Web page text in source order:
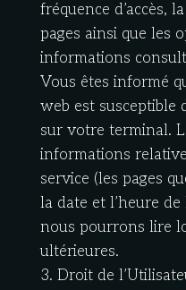
fréquence d’accès,
pages ainsi que les
informations
Vous êtes informé
web est susceptible
sur votre terminal.
informations
service (les pages
la date et l’heure
nous pourrons lire
ultérieures.
3. Droit de